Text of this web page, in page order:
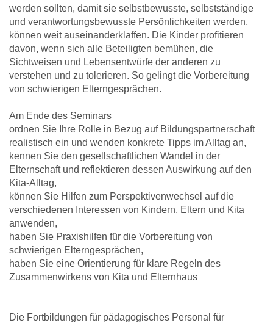
werden sollten, damit sie selbstbewusste, selbstständige
und verantwortungsbewusste Persönlichkeiten werden,
können weit auseinanderklaffen. Die Kinder profitieren
davon, wenn sich alle Beteiligten bemühen, die
Sichtweisen und Lebensentwürfe der anderen zu
verstehen und zu tolerieren. So gelingt die Vorbereitung
von schwierigen Elterngesprächen.
Am Ende des Seminars
ordnen Sie Ihre Rolle in Bezug auf Bildungspartnerschaft
realistisch ein und wenden konkrete Tipps im Alltag an,
kennen Sie den gesellschaftlichen Wandel in der
Elternschaft und reflektieren dessen Auswirkung auf den
Kita-Alltag,
können Sie Hilfen zum Perspektivenwechsel auf die
verschiedenen Interessen von Kindern, Eltern und Kita
anwenden,
haben Sie Praxishilfen für die Vorbereitung von
schwierigen Elterngesprächen,
haben Sie eine Orientierung für klare Regeln des
Zusammenwirkens von Kita und Elternhaus
Die Fortbildungen für pädagogisches Personal für